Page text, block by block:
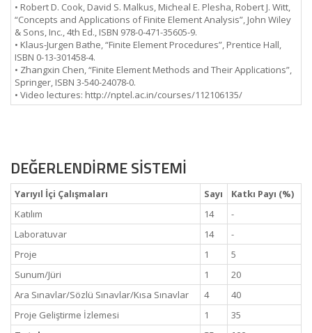
• Robert D. Cook, David S. Malkus, Micheal E. Plesha, Robert J. Witt,
“Concepts and Applications of Finite Element Analysis”, John Wiley
& Sons, Inc., 4th Ed., ISBN 978-0-471-35605-9.
• Klaus-Jurgen Bathe, “Finite Element Procedures”, Prentice Hall,
ISBN 0-13-301458-4.
• Zhangxin Chen, “Finite Element Methods and Their Applications”,
Springer, ISBN 3-540-24078-0.
• Video lectures: http://nptel.ac.in/courses/112106135/
DEĞERLENDİRME SİSTEMİ
Yarıyıl İçi Çalışmaları Sayı
Katkı Payı (%)
Katılım
14
-
Laboratuvar
14
-
Proje
1
5
Sunum/Jüri
1
20
Ara Sınavlar/Sözlü Sınavlar/Kısa Sınavlar
4
40
Proje Geliştirme İzlemesi
1
35